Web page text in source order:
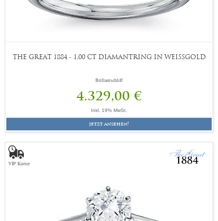
THE GREAT 1884 - 1,00 CT DIAMANTRING IN WEISSGOLD
Brillantschliff
4.329,00 €
Inkl. 19% MwSt.
jetzt ansehen!
VIP Kurier